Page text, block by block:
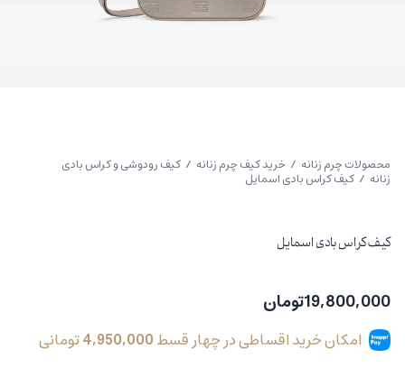
محصولات چرم زنانه / خرید کیف چرم زنانه / کیف رودوشی و کراس بادی
زنانه / کیف کراس بادی اسمایل
کیف کراس بادی اسمایل
19,800,000تومان
امکان خرید اقساطی در چهار قسط4,950,000تومانی